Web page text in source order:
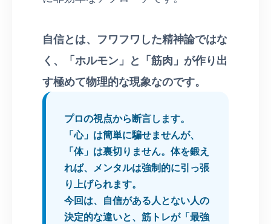
自信とは、フワフワした精神論ではな
く、「ホルモン」と「筋肉」が作り出
す極めて物理的な現象なのです。
プロの視点から断言します。
「心」は簡単に騙せませんが、
「体」は裏切りません。体を鍛え
れば、メンタルは強制的に引っ張
り上げられます。
今回は、自信がある人とない人の
決定的な違いと、筋トレが「最強